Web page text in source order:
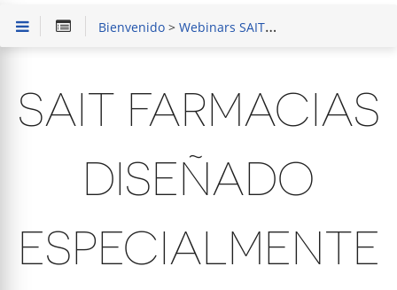
Bienvenido> Webinars SAIT> SAIT Farmacias
SAIT FARMACIAS
DISEÑADO
ESPECIALMENTE